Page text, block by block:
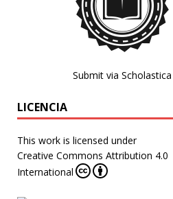
Submit via Scholastica
LICENCIA
This work is licensed under
Creative Commons Attribution 4.0
International